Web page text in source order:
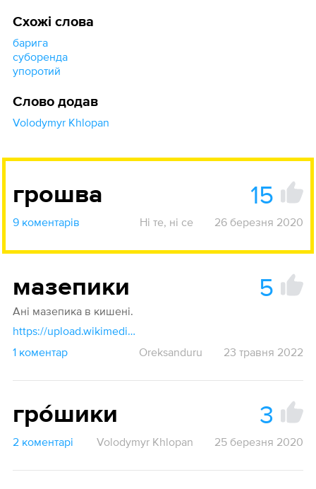
Схожі слова
барига
суборенда
упоротий
Слово додав
Volodymyr Khlopan
грошва 15
9 коментарів Ні те, ні се 26 березня 2020
мазепики 5
Ані мазепика в кишені.
https://upload.wikimedia.org/wikipedia/commons/5/59/10_hryvnia_2006_front.jpg
1 коментар
Oreksanduru 23 травня 2022
гро́шики 3
2 коментарі Volodymyr Khlopan 25 березня 2020